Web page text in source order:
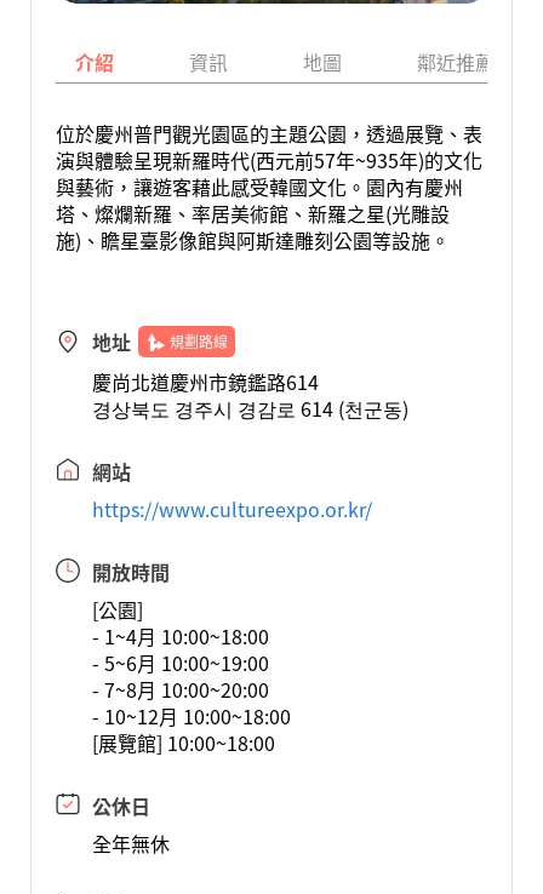
介紹 資訊 地圖 鄰近推薦景點
位於慶州普門觀光園區的主題公園，透過展覽、表
演與體驗呈現新羅時代(西元前57年~935年)的文化
與藝術，讓遊客藉此感受韓國文化。園內有慶州
塔、燦爛新羅、率居美術館、新羅之星(光雕設
施)、瞻星臺影像館與阿斯達雕刻公園等設施。
地址 規劃路線
慶尚北道慶州市鏡鑑路614
경상북도 경주시 경감로 614 (천군동)
網站
https://www.cultureexpo.or.kr/
開放時間
[公園]
- 1~4月 10:00~18:00
- 5~6月 10:00~19:00
- 7~8月 10:00~20:00
- 10~12月 10:00~18:00
[展覽館] 10:00~18:00
公休日
全年無休